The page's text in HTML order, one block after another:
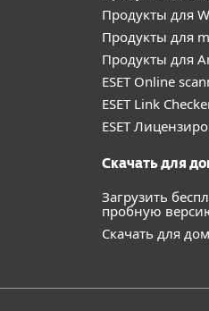
Продукты для
Продукты для
Продукты для
ESET Online
ESET Link
ESET
Скачать для
Загрузить
пробную
Скачать для